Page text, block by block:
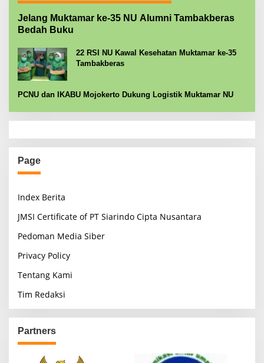
Jelang Muktamar ke-35 NU Alumni Tambakberas
Bedah Buku
22 RSI NU Kawal Kesehatan Muktamar ke-35
Tambakberas
PCNU dan IKABU Mojokerto Dukung Logistik Muktamar NU
Page
Index Berita
JMSI Certificate of PT Siarindo Cipta Nusantara
Pedoman Media Siber
Privacy Policy
Tentang Kami
Tim Redaksi
Partners